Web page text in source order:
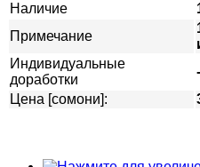
Наличие
Примечание
Индивидуальные
доработки
-
Цена [сомони]: